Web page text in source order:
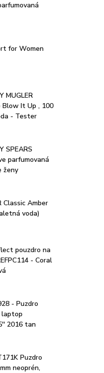
for Women
MUGLER
Blow It Up , 100
- Tester
SPEARS
parfumovaná
ženy
Classic Amber
voda)
pouzdro na
- Coral
- Puzdro
laptop
2016 tan
Puzdro
neoprén,